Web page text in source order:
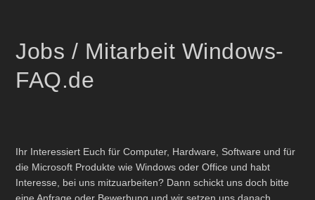
Jobs / Mitarbeit Windows-
FAQ.de
Ihr Interessiert Euch für Computer, Hardware, Software und für
die Microsoft Produkte wie Windows oder Office und habt
Interesse, bei uns mitzuarbeiten? Dann schickt uns doch bitte